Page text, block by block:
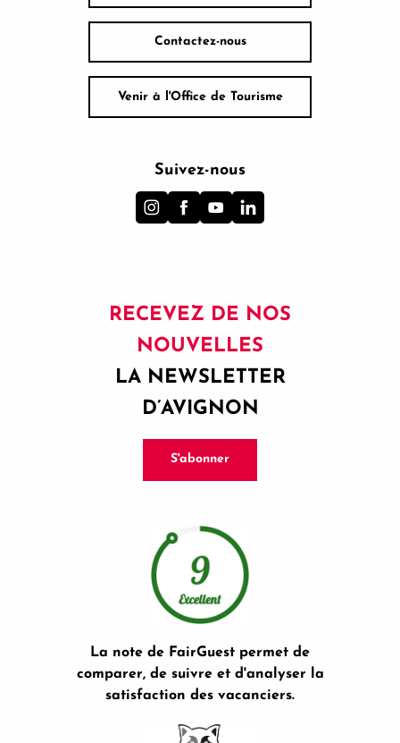
Contactez-nous
Venir à l'Office de Tourisme
Suivez-nous
RECEVEZ DE NOS
NOUVELLES
LA NEWSLETTER
D’AVIGNON
S'abonner
La note de FairGuest permet de
comparer, de suivre et d'analyser la
satisfaction des vacanciers.